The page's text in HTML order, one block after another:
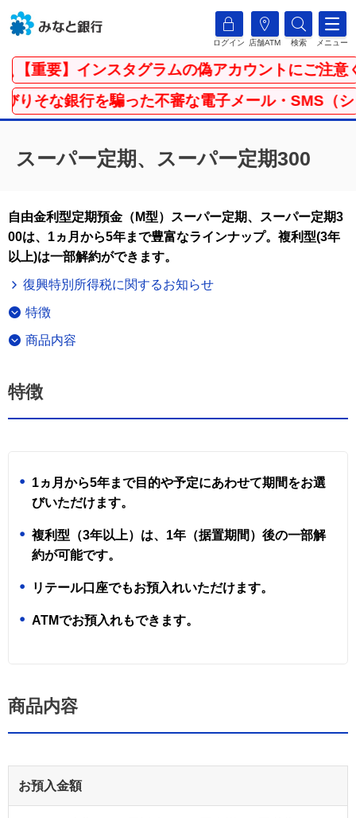
ログイン 店舗ATM 検索 メニュー
重要】インスタグラムの偽アカウントにご注意く
な銀行を騙った不審な電子メール・SMS（ショ
スーパー定期、スーパー定期300
自由金利型定期預金（M型）スーパー定期、スーパー定期3
00は、1ヵ月から5年まで豊富なラインナップ。複利型(3年
以上)は一部解約ができます。
復興特別所得税に関するお知らせ
特徴
商品内容
特徴
1ヵ月から5年まで目的や予定にあわせて期間をお選
びいただけます。
複利型（3年以上）は、1年（据置期間）後の一部解
約が可能です。
リテール口座でもお預入れいただけます。
ATMでお預入れもできます。
商品内容
お預入金額